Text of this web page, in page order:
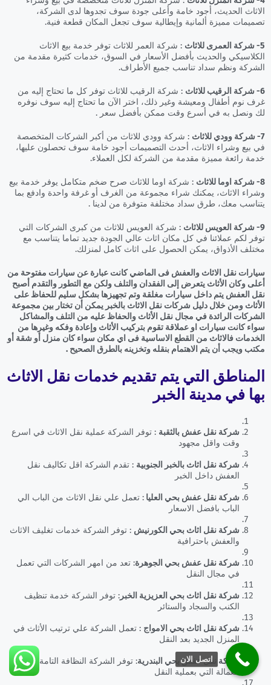
الاثاث الحديث، أجود خامة وأعلى جودة سوف تجدوها لدى الشركة،
تصميمات مميزة ألمانية وإيطالية سوف تجعل المكان قطعة فنية.
5- شركة العمرى للاثاث
: شركة العمر للاثاث توفر خدمة بيع الاثاث
الكلاسيكي والحديث بأفضل الأسعار في السوق، خدمات كثيرة مقدمة من
الشركة ونظم سداد تناسب جميع الأطراف.
6- شركة الرقيب للاثاث
: شركة الرقيب للاثاث توفر كل ما تحتاج إليه من
غرف نوم أطفال ومعيشة وغير ذلك، اختر الآن ما تحتاج إليه سوف نوفره
لك ونصل به في أسرع وقت ممكن بأفضل سعر .
7- شركة وودي للاثاث
: شركة وودي للاثاث من أكبر الشركات المتخصصة
في بيع وشراء الاثاث، أحدث التصميمات أجود خامة سوف تحصلون عليها،
خدمة رائعة مميزة مقدمة من الشركة لكل العملاء.
8- شركة اوما للاثاث
: شركة اوما للاثاث صرح ضخم متكامل يوفر خدمة بيع
وشراء الاثاث، يمكنك شراء مجموعة من الغرف أو غرفة واحدة وادفع بما
يتناسب معك، طرق سداد مختلفة متوفرة من لدينا .
9- شركة العويس للاثاث
: شركة العويس للاثاث من كبرى الشركات التي
توفر لكم عملائنا في كل مكان اثاث عالي الجودة جديد تماما يتناسب مع
مختلف الأذواق، يمكن الحصول على اثاث كامل لمنزلك.
سيارات نقل الاثاث والعفش فى الماضي كانت عبارة عن سيارات مفتوحة من
أعلى وكان الأثاث يتعرض إلى الفقدان والتلف ولكن مع التطور والتقدم أصبح
نقل العفش يتم داخل سيارات مغلقة وتم تجهيزها بشكل سليم للحفاظ على
الأثاث ومن خلال دليل شركات نقل الاثاث بالخبر يمكن أن تختار بين مجموعة
الشركات الرائدة في مجال نقل الأثاث والحفاظ عليه من التلف والمشاكل
سواء كانت سيارات او عملاقة تقوم بتركيب الأثاث وإعادة وفكه وغيرها من
الخدمات فالاثاث من القطع الاساسية فى اي مكان سواء كان منزل أو شقة أو
مكتب ويجب أن يتم الاهتمام بنقله وتخزينه بالطرق الصحيح .
المناطق التي يتم تقديم خدمات نقل الاثاث
بها في مدينة الخبر
شركة نقل عفش بالثقبة : توفر الشركة عملية نقل الاثاث في اسرع
وقت واقل مجهود
شركة نقل اثاث بالخبر الجنوبية : تقدم الشركة اقل تكاليف نقل
العفش داخل الخبر
شركة نقل عفش بحي العليا : تعمل علي نقل الاثاث من الباب الي
الباب بافضل الاسعار
شركة نقل اثاث بحي الكورنيش : توفر الشركة خدمات تغليف الاثاث
والعفش باحترافية
شركة نقل عفش بحي الجوهرة: تعد من امهر الشركات التي تعمل
في مجال النقل
شركة نقل اثاث بحي العزيزية الخبر : توفر الشركة خدمة تنظيف
الكنب والسجاد والستائر
شركة نقل اثاث بحي الامواج : تعمل الشركة علي ترتيب الأثاث في
المنزل الجديد بعد النقل
شركة نقل عفش بحي البندرية: توفر الشركة النظافة التامة في
العمالة التي بعملية النقل
اتصل الان